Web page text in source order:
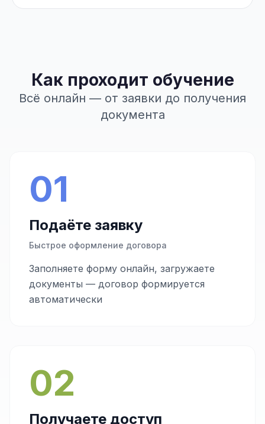
Как проходит обучение
Всё онлайн — от заявки до получения
документа
01
Подаёте заявку
Быстрое оформление договора
Заполняете форму онлайн, загружаете
документы — договор формируется
автоматически
02
Получаете доступ